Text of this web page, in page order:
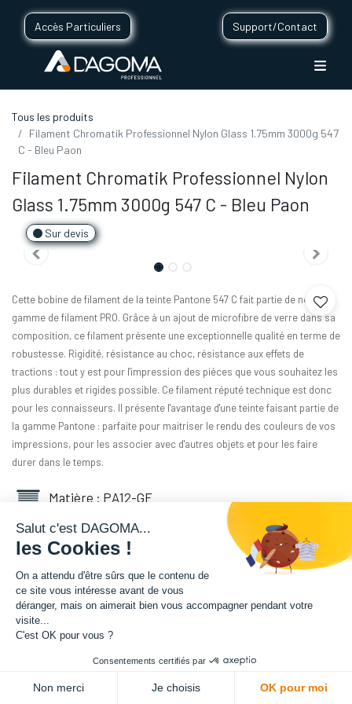
Accès Particuliers Support/Contact
Tous les produits
Filament Chromatik Professionnel Nylon Glass 1.75mm 3000g 547
C - Bleu Paon
Filament Chromatik Professionnel Nylon
Glass 1.75mm 3000g 547 C - Bleu Paon
Sur devis
Cette bobine de filament de la teinte Pantone 547 C fait partie de notre
gamme de filament PRO. Grâce à un ajout de microfibre de verre dans sa
composition, ce filament présente une exceptionnelle qualité en terme de
robustesse. Rigidité, résistance au choc, résistance aux effets de
tractions : tout y est pour l'impression des pièces que vous souhaitez les
plus durables et rigides possible. Ce filament réputé technique est donc
pour les connaisseurs. Il présente l'avantage d'une teinte faisant partie de
la gamme Pantone : parfaite pour maitriser le rendu des couleurs de vos
impressions, pour les associer avec d'autres objets et pour les faire
durer dans le temps.
Matière : PA12-GF
Diamètre : 1.75 mm
Grammage : 3000 g
Couleur : Bleu Paon
Facilité d'utilisation : Intermédiaire
341,67€HT
Salut c'est DAGOMA...
les Cookies !
On a attendu d'être sûrs que le contenu de
ce site vous intéresse avant de vous
déranger, mais on aimerait bien vous accompagner pendant votre
visite...
C'est OK pour vous ?
Consentements certifiés par
Non merci Je choisis OK pour moi